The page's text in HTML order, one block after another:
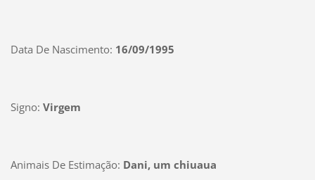
Data De Nascimento: 16/09/1995
Signo: Virgem
Animais De Estimação: Dani, um chiuaua